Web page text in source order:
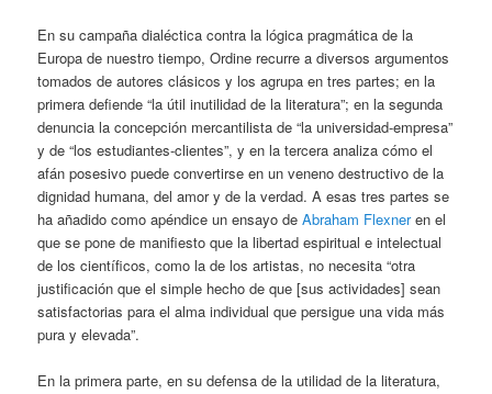
En su campaña dialéctica contra la lógica pragmática de la
Europa de nuestro tiempo, Ordine recurre a diversos argumentos
tomados de autores clásicos y los agrupa en tres partes; en la
primera defiende “la útil inutilidad de la literatura”; en la segunda
denuncia la concepción mercantilista de “la universidad-empresa”
y de “los estudiantes-clientes”, y en la tercera analiza cómo el
afán posesivo puede convertirse en un veneno destructivo de la
dignidad humana, del amor y de la verdad. A esas tres partes se
ha añadido como apéndice un ensayo deAbraham Flexneren el
que se pone de manifiesto que la libertad espiritual e intelectual
de los científicos, como la de los artistas, no necesita “otra
justificación que el simple hecho de que [sus actividades] sean
satisfactorias para el alma individual que persigue una vida más
pura y elevada”.
En la primera parte, en su defensa de la utilidad de la literatura,